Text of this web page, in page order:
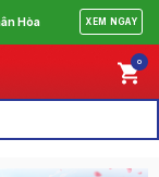
Hòa XEM NGAY
0